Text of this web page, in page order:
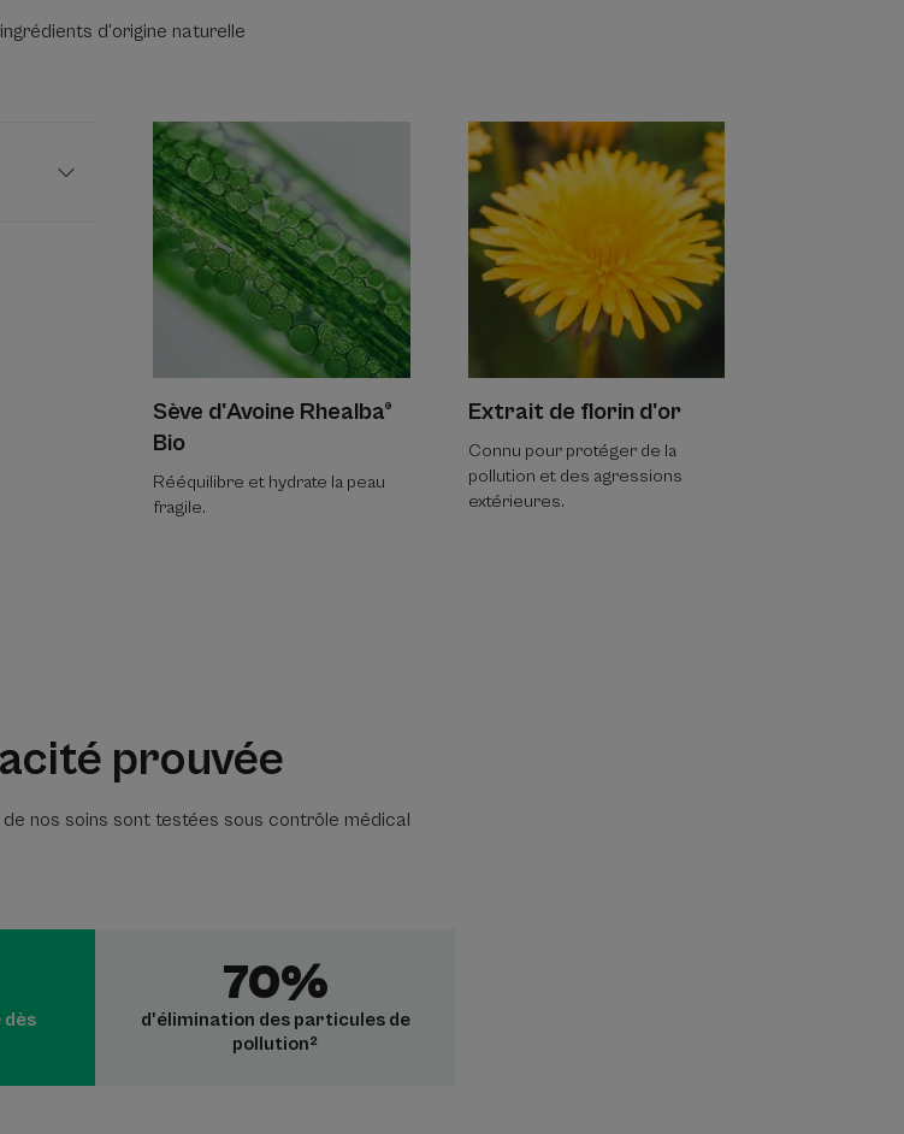
d'origine naturelle
Sève d'Avoine Rhealba®
Bio
Rééquilibre et hydrate la peau
fragile.
Extrait de florin d'or
Connu pour protéger de la
pollution et des agressions
extérieures.
prouvée
nos soins sont testées sous contrôle médical
dès
70%
d'élimination des particules de
pollution²